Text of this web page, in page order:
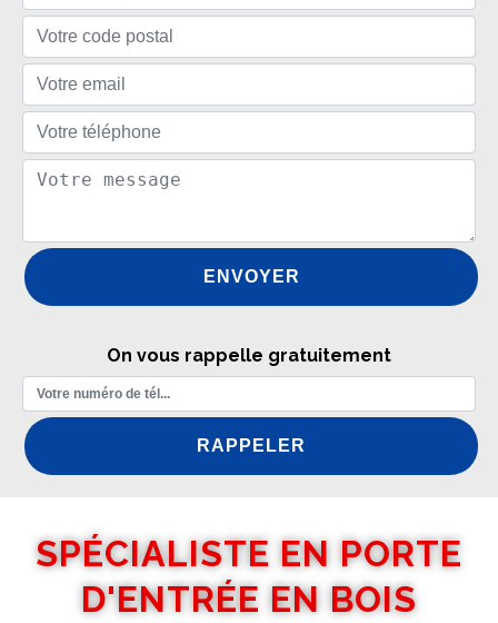
On vous rappelle gratuitement
SPÉCIALISTE EN PORTE
D'ENTRÉE EN BOIS